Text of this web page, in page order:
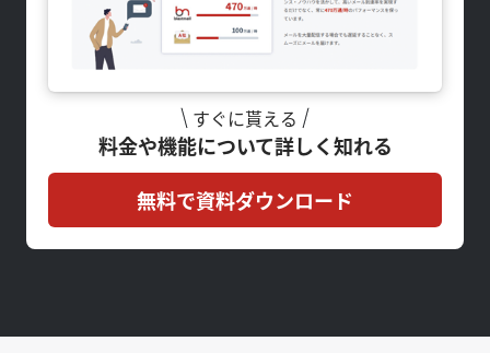
すぐに貰える
料金や機能について詳しく知れる
無料で資料ダウンロード